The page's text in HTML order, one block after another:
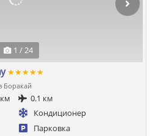
1 / 24
★★★★★
Боракай
0.1 км
Кондиционер
Парковка